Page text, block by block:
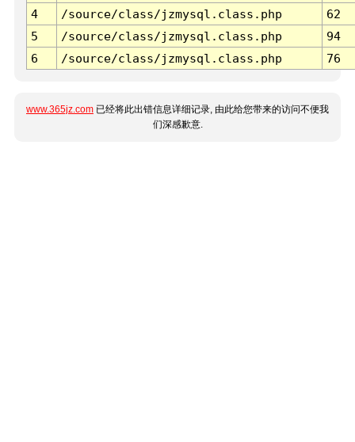
4
/source/class/jzmysql.class.php
62
5
/source/class/jzmysql.class.php
94
6
/source/class/jzmysql.class.php 76
www.365jz.com 已经将此出错信息详细记录, 由此给您带来的访问不便我
们深感歉意.